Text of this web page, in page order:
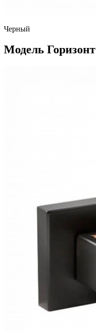
Черный
Модель Горизонт